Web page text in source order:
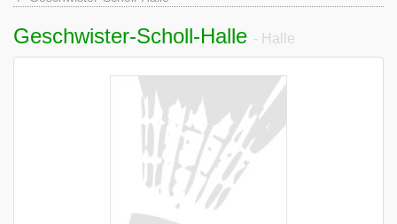
Geschwister-Scholl-Halle - Halle